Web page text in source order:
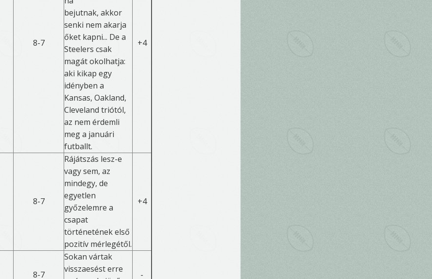
8-7
bejutnak, akkor
senki nem akarja
őket kapni... De a
Steelers csak
magát okolhatja:
aki kikap egy
idényben a
Kansas, Oakland,
Cleveland triótól,
az nem érdemli
meg a januári
futballt.
+4
8-7
Rájátszás lesz-e
vagy sem, az
mindegy, de
egyetlen
győzelemre a
csapat
történetének első
pozitív mérlegétől.
+4
8-7
Sokan vártak
visszaesést erre
-